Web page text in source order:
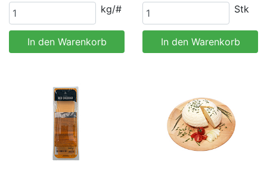
kg/#
In den Warenkorb
Stk
In den Warenkorb